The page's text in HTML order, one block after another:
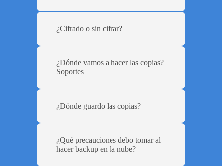
¿Cifrado o sin cifrar?
¿Dónde vamos a hacer las copias?
Soportes
¿Dónde guardo las copias?
¿Qué precauciones debo tomar al
hacer backup en la nube?